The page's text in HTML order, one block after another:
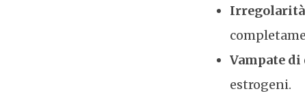
Vampate
estrogeni.